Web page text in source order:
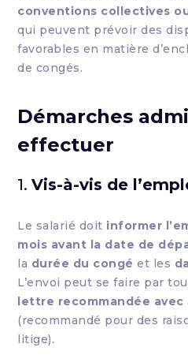
conventions collectives
qui peuvent prévoir des
favorables en matière
de congés.
Démarches
effectuer
1.Vis-à-vis de
Le salarié doit informer
mois avant la date de
la durée du congé et les
L’envoi peut se faire par
lettre recommandée
(recommandé pour des
litige).